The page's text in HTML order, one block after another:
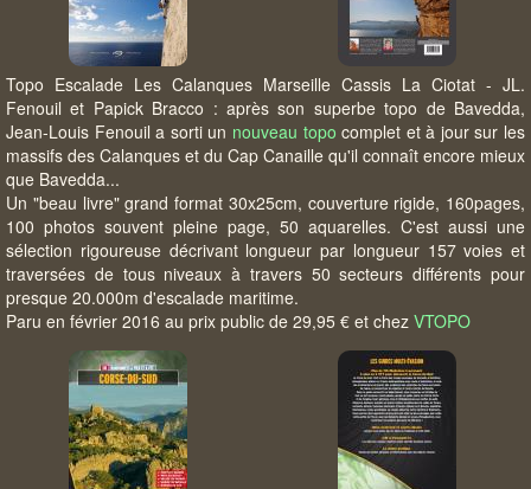
Topo Escalade Les Calanques Marseille Cassis La Ciotat - JL.
Fenouil et Papick Bracco : après son superbe topo de Bavedda,
Jean-Louis Fenouil a sorti un nouveau topo complet et à jour sur les
massifs des Calanques et du Cap Canaille qu'il connaît encore mieux
que Bavedda...
Un "beau livre" grand format 30x25cm, couverture rigide, 160pages,
100 photos souvent pleine page, 50 aquarelles. C'est aussi une
sélection rigoureuse décrivant longueur par longueur 157 voies et
traversées de tous niveaux à travers 50 secteurs différents pour
presque 20.000m d'escalade maritime.
Paru en février 2016 au prix public de 29,95 € et chez VTOPO